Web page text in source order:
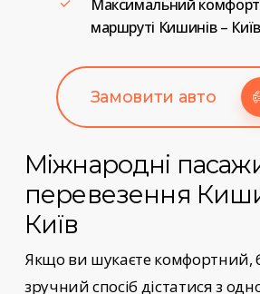
Максимальний
маршруті Кишинів – Київ
Замовити авто
Міжнародні
перевезення
Київ
Якщо ви шукаєте комфортний,
зручний спосіб дістатися з